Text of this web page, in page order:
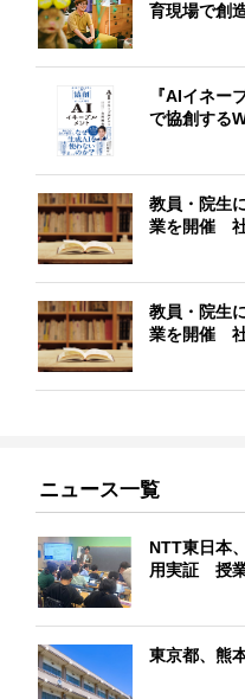
育現場で創
『AIイネー
で協創する
教員・院生
業を開催
教員・院生
業を開催
ニュース一覧
NTT東日本
用実証 授
東京都、熊